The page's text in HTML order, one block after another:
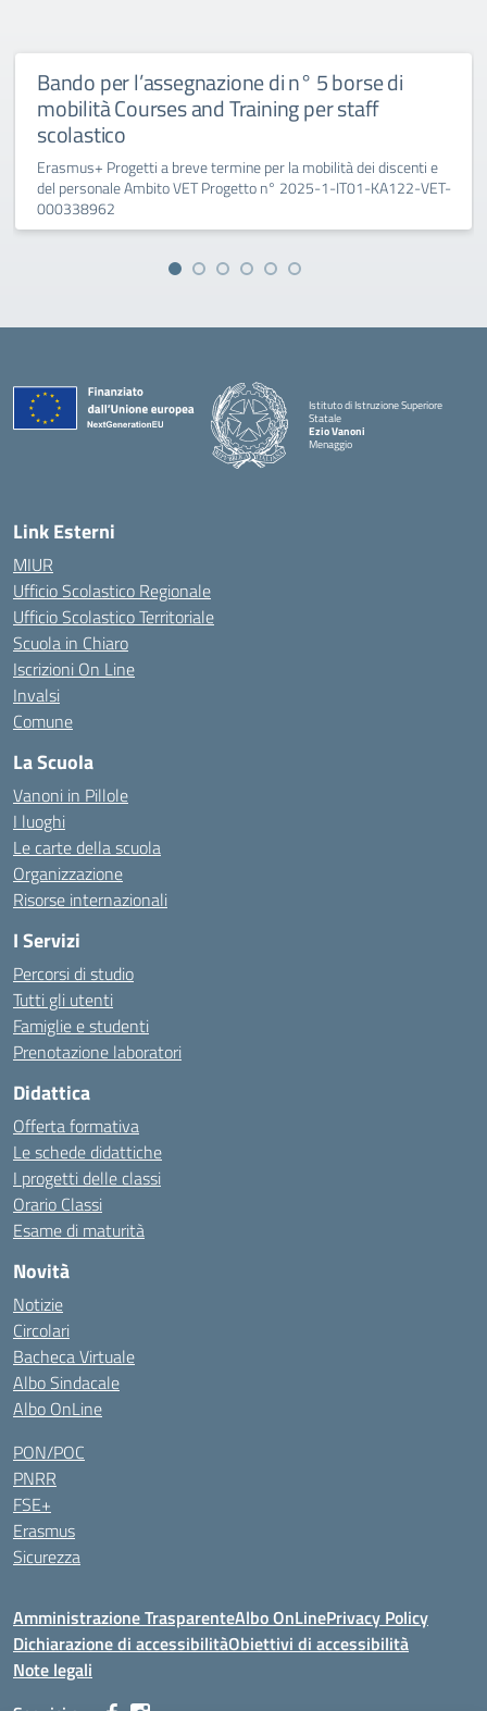
Bando per l’assegnazione di n° 5 borse di
mobilità Courses and Training per staff
scolastico
Erasmus+ Progetti a breve termine per la mobilità dei discenti e
del personale Ambito VET Progetto n° 2025-1-IT01-KA122-VET-
000338962
Istituto di Istruzione Superiore
Statale
Ezio Vanoni
Menaggio
— Visita la pagina iniziale della scuola
Link Esterni
MIUR
Ufficio Scolastico Regionale
Ufficio Scolastico Territoriale
Scuola in Chiaro
Iscrizioni On Line
Invalsi
Comune
La Scuola
Vanoni in Pillole
I luoghi
Le carte della scuola
Organizzazione
Risorse internazionali
I Servizi
Percorsi di studio
Tutti gli utenti
Famiglie e studenti
Prenotazione laboratori
Didattica
Offerta formativa
Le schede didattiche
I progetti delle classi
Orario Classi
Esame di maturità
Novità
Notizie
Circolari
Bacheca Virtuale
Albo Sindacale
Albo OnLine
PON/POC
PNRR
FSE+
Erasmus
Sicurezza
Amministrazione TrasparenteAlbo OnLinePrivacy Policy
Dichiarazione di accessibilitàObiettivi di accessibilità
Note legali